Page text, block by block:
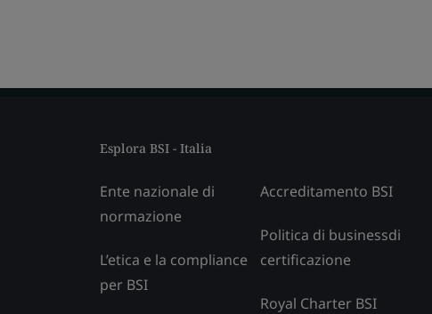
Esplora BSI - Italia
Ente nazionale di
normazione
L’etica e la compliance
per BSI
Accreditamento BSI
Politica di businessdi
certificazione
Royal Charter BSI